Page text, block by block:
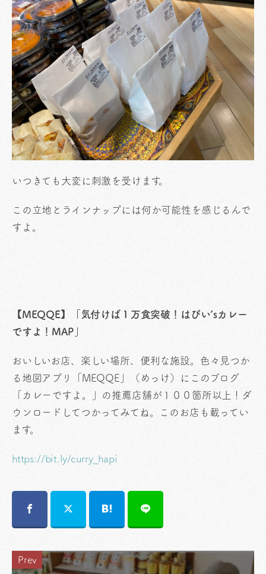
いつきても大変に刺激を受けます。
この立地とラインナップには何か可能性を感じるんで
すよ。
【MEQQE】「気付けば１万食突破！はぴい’sカレー
ですよ！MAP」
おいしいお店、楽しい場所、便利な施設。色々見つか
る地図アプリ「MEQQE」（めっけ）にこのブログ
「カレーですよ。」の推薦店舗が１００箇所以上！ダ
ウンロードしてつかってみてね。このお店も載ってい
ます。
https://bit.ly/curry_hapi
Prev